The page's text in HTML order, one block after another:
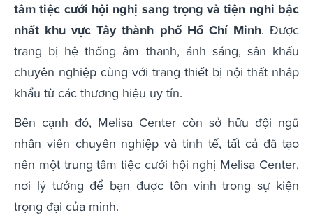
tâm tiệc cưới hội nghị sang trọng và tiện nghi bậc
nhất khu vực Tây thành phố Hồ Chí Minh. Được
trang bị hệ thống âm thanh, ánh sáng, sân khấu
chuyên nghiệp cùng với trang thiết bị nội thất nhập
khẩu từ các thương hiệu uy tín.
Bên cạnh đó, Melisa Center còn sở hữu đội ngũ
nhân viên chuyên nghiệp và tinh tế, tất cả đã tạo
nên một trung tâm tiệc cưới hội nghị Melisa Center,
nơi lý tưởng để bạn được tôn vinh trong sự kiện
trọng đại của mình.